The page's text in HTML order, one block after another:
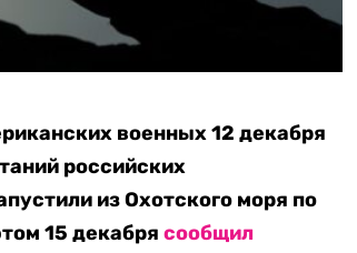
военных 12 декабря
российских
из Охотского моря по
15 декабрясообщил